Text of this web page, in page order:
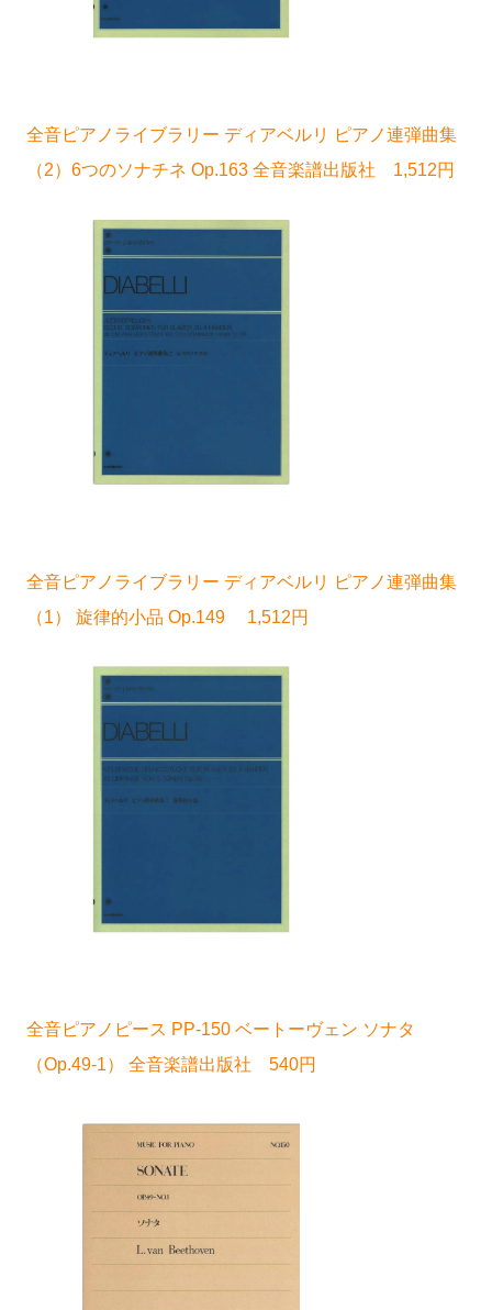
全音ピアノライブラリー ディアベルリ ピアノ連弾曲集
（2）6つのソナチネ Op.163 全音楽譜出版社 1,512円
全音ピアノライブラリー ディアベルリ ピアノ連弾曲集
（1） 旋律的小品 Op.149 1,512円
全音ピアノピース PP-150 ベートーヴェン ソナタ
（Op.49-1） 全音楽譜出版社 540円